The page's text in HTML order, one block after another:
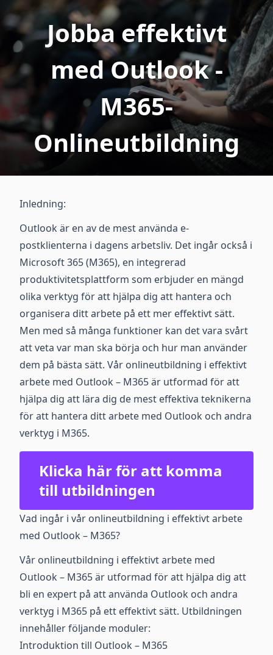
Jobba effektivt
med Outlook -
M365-
Onlineutbildning
Inledning:
Outlook är en av de mest använda e-
postklienterna i dagens arbetsliv. Det ingår också i
Microsoft 365 (M365), en integrerad
produktivitetsplattform som erbjuder en mängd
olika verktyg för att hjälpa dig att hantera och
organisera ditt arbete på ett mer effektivt sätt.
Men med så många funktioner kan det vara svårt
att veta var man ska börja och hur man använder
dem på bästa sätt. Vår onlineutbildning i effektivt
arbete med Outlook – M365 är utformad för att
hjälpa dig att lära dig de mest effektiva teknikerna
för att hantera ditt arbete med Outlook och andra
verktyg i M365.
Klicka här för att komma
till utbildningen
Vad ingår i vår onlineutbildning i effektivt arbete
med Outlook – M365?
Vår onlineutbildning i effektivt arbete med
Outlook – M365 är utformad för att hjälpa dig att
bli en expert på att använda Outlook och andra
verktyg i M365 på ett effektivt sätt. Utbildningen
innehåller följande moduler:
Introduktion till Outlook – M365